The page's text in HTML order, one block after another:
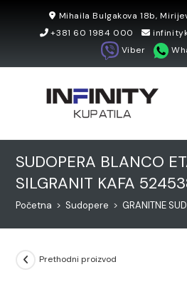
Mihaila Bulgakova 18b,
+381 60 1984 000
Viber
SUDOPERA BLANCO
SILGRANIT KAFA
Početna > Sudopere > GRANITNE
Prethodni proizvod